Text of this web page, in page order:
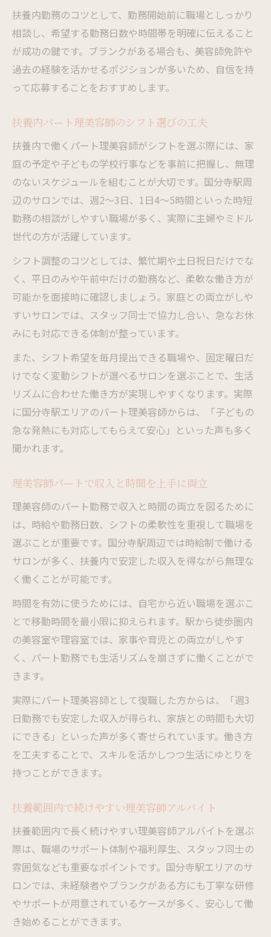
扶養内勤務のコツとして、勤務開始前に職場としっかり
相談し、希望する勤務日数や時間帯を明確に伝えること
が成功の鍵です。ブランクがある場合も、美容師免許や
過去の経験を活かせるポジションが多いため、自信を持
って応募することをおすすめします。
扶養内パート理美容師のシフト選びの工夫
扶養内で働くパート理美容師がシフトを選ぶ際には、家
庭の予定や子どもの学校行事などを事前に把握し、無理
のないスケジュールを組むことが大切です。国分寺駅周
辺のサロンでは、週2～3日、1日4～5時間といった時短
勤務の相談がしやすい職場が多く、実際に主婦やミドル
世代の方が活躍しています。
シフト調整のコツとしては、繁忙期や土日祝日だけでな
く、平日のみや午前中だけの勤務など、柔軟な働き方が
可能かを面接時に確認しましょう。家庭との両立がしや
すいサロンでは、スタッフ同士で協力し合い、急なお休
みにも対応できる体制が整っています。
また、シフト希望を毎月提出できる職場や、固定曜日だ
けでなく変動シフトが選べるサロンを選ぶことで、生活
リズムに合わせた働き方が実現しやすくなります。実際
に国分寺駅エリアのパート理美容師からは、「子どもの
急な発熱にも対応してもらえて安心」といった声も多く
聞かれます。
理美容師パートで収入と時間を上手に両立
理美容師のパート勤務で収入と時間の両立を図るために
は、時給や勤務日数、シフトの柔軟性を重視して職場を
選ぶことが重要です。国分寺駅周辺では時給制で働ける
サロンが多く、扶養内で安定した収入を得ながら無理な
く働くことが可能です。
時間を有効に使うためには、自宅から近い職場を選ぶこ
とで移動時間を最小限に抑えられます。駅から徒歩圏内
の美容室や理容室では、家事や育児との両立がしやす
く、パート勤務でも生活リズムを崩さずに働くことがで
きます。
実際にパート理美容師として復職した方からは、「週3
日勤務でも安定した収入が得られ、家族との時間も大切
にできる」といった声が多く寄せられています。働き方
を工夫することで、スキルを活かしつつ生活にゆとりを
持つことができます。
扶養範囲内で続けやすい理美容師アルバイト
扶養範囲内で長く続けやすい理美容師アルバイトを選ぶ
際は、職場のサポート体制や福利厚生、スタッフ同士の
雰囲気なども重要なポイントです。国分寺駅エリアのサ
ロンでは、未経験者やブランクがある方にも丁寧な研修
やサポートが用意されているケースが多く、安心して働
き始めることができます。